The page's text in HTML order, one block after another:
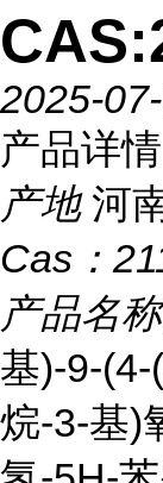
2025-
产品详情
产地 河
Cas：
产品名称
基)-9-
烷-3-基)